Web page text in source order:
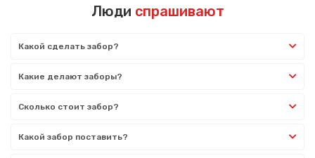
Люди спрашивают
Какой сделать забор?
Какие делают заборы?
Сколько стоит забор?
Какой забор поставить?